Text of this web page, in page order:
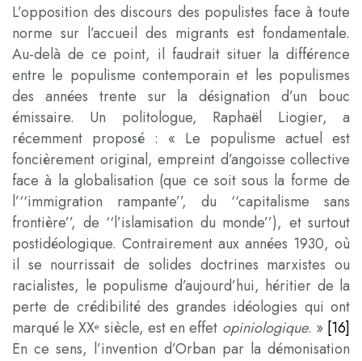
L’opposition des discours des populistes face à toute
norme sur l’accueil des migrants est fondamentale.
Au-delà de ce point, il faudrait situer la différence
entre le populisme contemporain et les populismes
des années trente sur la désignation d’un bouc
émissaire. Un politologue, Raphaël Liogier, a
récemment proposé : « Le populisme actuel est
foncièrement original, empreint d’angoisse collective
face à la globalisation (que ce soit sous la forme de
l’‘‘immigration rampante’’, du ‘‘capitalisme sans
frontière’’, de ‘‘l’islamisation du monde’’), et surtout
postidéologique. Contrairement aux années 1930, où
il se nourrissait de solides doctrines marxistes ou
racialistes, le populisme d’aujourd’hui, héritier de la
perte de crédibilité des grandes idéologies qui ont
marqué le XXe siècle, est en effet opiniologique. » [16]
En ce sens, l’invention d’Orban par la démonisation